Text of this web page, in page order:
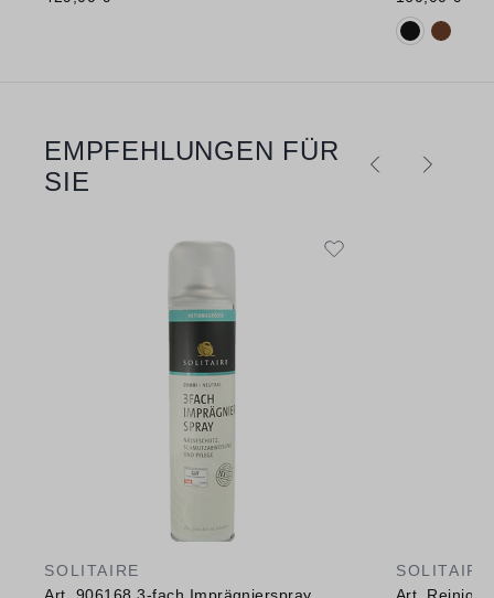
Verfügbare
Produktgalerie überspringen
EMPFEHLUNGEN FÜR
SIE
SOLITAIRE
Art. 906168 3-fach Imprägnierspray
SOLITAIRE
Art.